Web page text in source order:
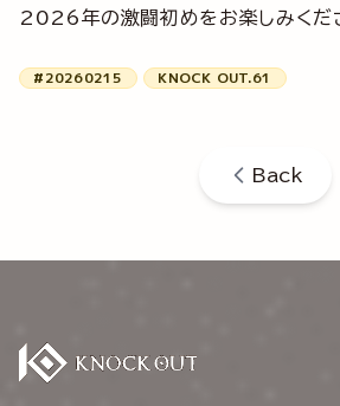
2026年の激闘初めをお楽しみくだ
#20260215 KNOCK OUT.61
Back